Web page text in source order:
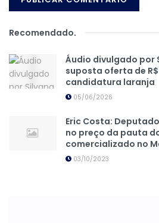
Recomendado.
Áudio divulgado por
suposta oferta de
candidatura laranja
05/06/2026
Eric Costa:
no preço da pauta
comercializado no
03/10/2023